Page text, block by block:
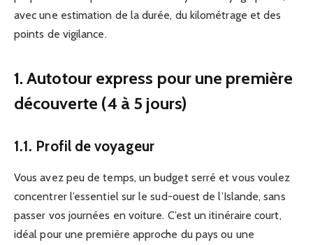
avec une estimation de la durée, du kilométrage et des
points de vigilance.
1. Autotour express pour une première
découverte (4 à 5 jours)
1.1. Profil de voyageur
Vous avez peu de temps, un budget serré et vous voulez
concentrer l’essentiel sur le sud-ouest de l’Islande, sans
passer vos journées en voiture. C’est un itinéraire court,
idéal pour une première approche du pays ou une